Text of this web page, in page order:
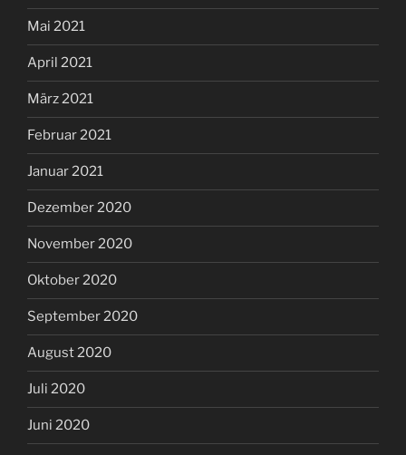
Mai 2021
April 2021
März 2021
Februar 2021
Januar 2021
Dezember 2020
November 2020
Oktober 2020
September 2020
August 2020
Juli 2020
Juni 2020